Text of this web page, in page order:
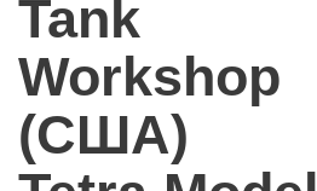
Tank
Workshop
(США)